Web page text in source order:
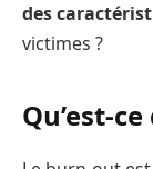
des
victimes ?
Qu’est-